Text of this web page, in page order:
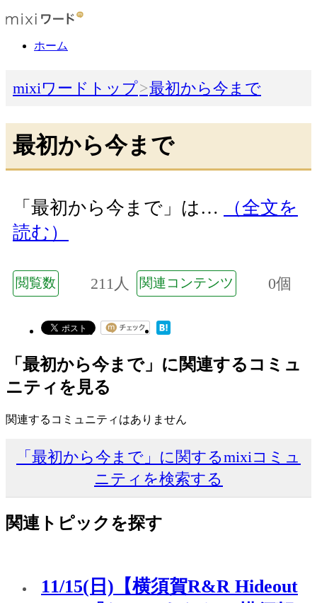
ホーム
mixiワードトップ 最初から今まで
最初から今まで
「最初から今まで」は…
（全文を
読む）
閲覧数 211人 関連コンテンツ 0個
「最初から今まで」に関連するコミュ
ニティを見る
関連するコミュニティはありません
「最初から今まで」に関するmixiコミュ
ニティを検索する
関連トピックを探す
11/15(日)【横須賀R&R Hideout